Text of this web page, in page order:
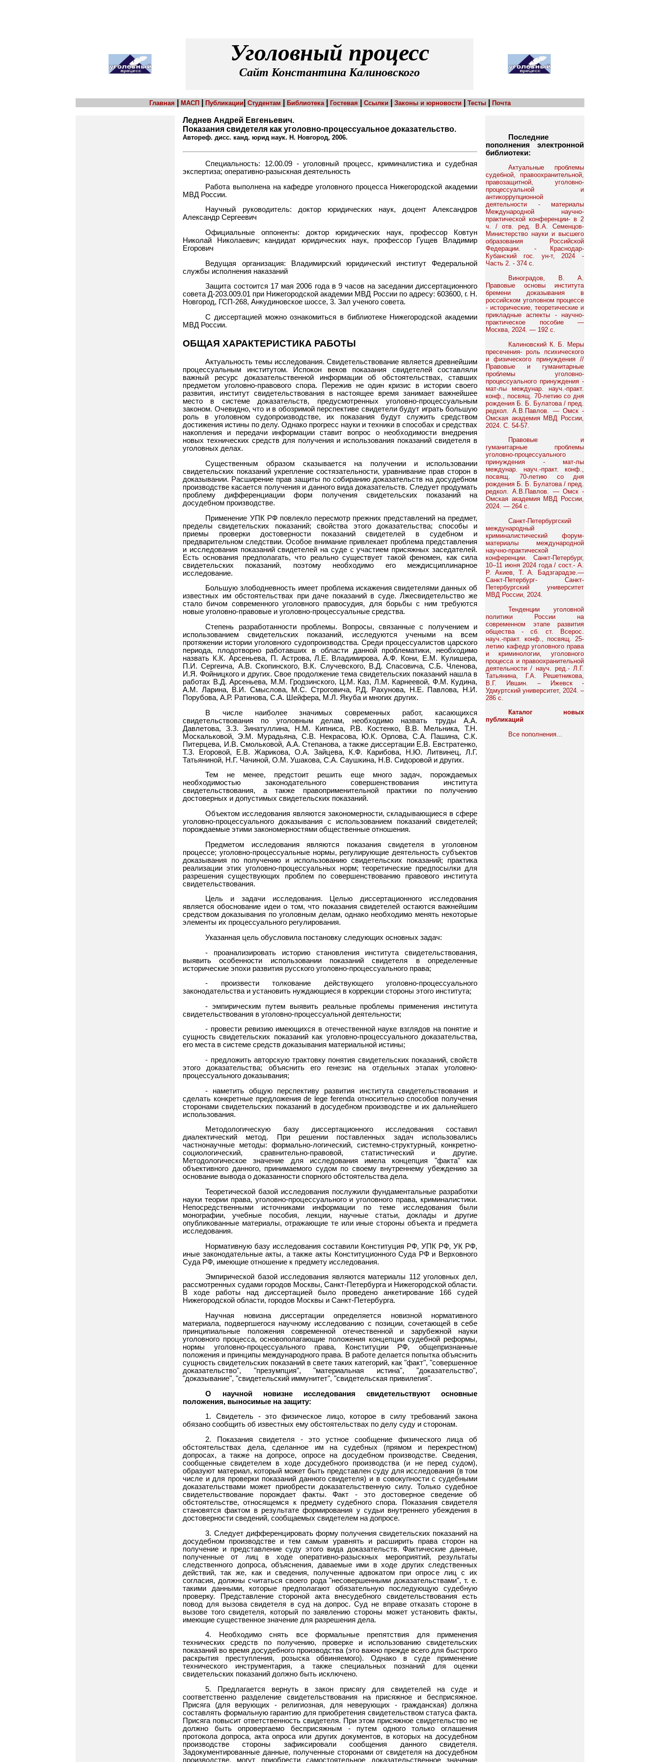
Уголовный процесс
Сайт Константина Калиновского
Главная МАСП Публикации Студентам Библиотека Гостевая Ссылки Законы и юрновости Тесты Почта
Леднев Андрей Евгеньевич.
Показания свидетеля как уголовно-процессуальное доказательство.
Автореф. дисс. канд. юрид наук. Н. Новгород, 2006.
Специальность: 12.00.09 - уголовный процесс, криминалистика и судебная
экспертиза; оперативно-разыскная деятельность
Работа выполнена на кафедре уголовного процесса Нижегородской академии
МВД России.
Научный руководитель: доктор юридических наук, доцент Александров
Александр Сергеевич
Официальные оппоненты: доктор юридических наук, профессор Ковтун
Николай Николаевич; кандидат юридических наук, профессор Гущев Владимир
Егорович
Ведущая организация: Владимирский юридический институт Федеральной
службы исполнения наказаний
Защита состоится 17 мая 2006 года в 9 часов на заседании диссертационного
совета Д-203.009.01 при Нижегородской академии МВД России по адресу: 603600, г. Н.
Новгород, ГСП-268, Анкудиновское шоссе, 3. Зал ученого совета.
С диссертацией можно ознакомиться в библиотеке Нижегородской академии
МВД России.
ОБЩАЯ ХАРАКТЕРИСТИКА РАБОТЫ
Актуальность темы исследования. Свидетельствование является древнейшим
процессуальным институтом. Испокон веков показания свидетелей составляли
важный ресурс доказательственной информации об обстоятельствах, ставших
предметом уголовно-правового спора. Пережив не один кризис в истории своего
развития, институт свидетельствования в настоящее время занимает важнейшее
место в системе доказательств, предусмотренных уголовно-процессуальным
законом. Очевидно, что и в обозримой перспективе свидетели будут играть большую
роль в уголовном судопроизводстве, их показания будут служить средством
достижения истины по делу. Однако прогресс науки и техники в способах и средствах
накопления и передачи информации ставит вопрос о необходимости внедрения
новых технических средств для получения и использования показаний свидетеля в
уголовных делах.
Существенным образом сказывается на получении и использовании
свидетельских показаний укрепление состязательности, уравнивание прав сторон в
доказывании. Расширение прав защиты по собиранию доказательств на досудебном
производстве касается получения и данного вида доказательств. Следует продумать
проблему дифференциации форм получения свидетельских показаний на
досудебном производстве.
Применение УПК РФ повлекло пересмотр прежних представлений на предмет,
пределы свидетельских показаний; свойства этого доказательства; способы и
приемы проверки достоверности показаний свидетелей в судебном и
предварительном следствии. Особое внимание привлекает проблема представления
и исследования показаний свидетелей на суде с участием присяжных заседателей.
Есть основания предполагать, что реально существует такой феномен, как сила
свидетельских показаний, поэтому необходимо его междисциплинарное
исследование.
Большую злободневность имеет проблема искажения свидетелями данных об
известных им обстоятельствах при даче показаний в суде. Лжесвидетельство же
стало бичом современного уголовного правосудия, для борьбы с ним требуются
новые уголовно-правовые и уголовно-процессуальные средства.
Степень разработанности проблемы. Вопросы, связанные с получением и
использованием свидетельских показаний, исследуются учеными на всем
протяжении истории уголовного судопроизводства. Среди процессуалистов царского
периода, плодотворно работавших в области данной проблематики, необходимо
назвать К.К. Арсеньева, П. Астрова, Л.Е. Владимирова, А.Ф. Кони, Е.М. Кулишера,
П.И. Сергеича, А.В. Скопинского, В.К. Случевского, В.Д. Спасовича, С.Б. Членова,
И.Я. Фойницкого и других. Свое продолжение тема свидетельских показаний нашла в
работах В.Д. Арсеньева, М.М. Гродзинского, Ц.М. Каз, Л.М. Карнеевой, Ф.М. Кудина,
А.М. Ларина, В.И. Смыслова, М.С. Строговича, Р.Д. Рахунова, Н.Е. Павлова, Н.И.
Порубова, А.Р. Ратинова, С.А. Шейфера, М.Л. Якуба и многих других.
В числе наиболее значимых современных работ, касающихся
свидетельствования по уголовным делам, необходимо назвать труды А.А.
Давлетова, З.З. Зинатуллина, Н.М. Кипниса, Р.В. Костенко, В.В. Мельника, Т.Н.
Москальковой, Э.М. Мурадьяна, С.В. Некрасова, Ю.К. Орлова, С.А. Пашина, С.К.
Питерцева, И.В. Смольковой, А.А. Степанова, а также диссертации Е.В. Евстратенко,
Т.З. Егоровой, Е.В. Жарикова, О.А. Зайцева, К.Ф. Карибова, Н.Ю. Литвинец, Л.Г.
Татьяниной, Н.Г. Чачиной, О.М. Ушакова, С.А. Саушкина, Н.В. Сидоровой и других.
Тем не менее, предстоит решить еще много задач, порождаемых
необходимостью законодательного совершенствования института
свидетельствования, а также правоприменительной практики по получению
достоверных и допустимых свидетельских показаний.
Объектом исследования являются закономерности, складывающиеся в сфере
уголовно-процессуального доказывания с использованием показаний свидетелей;
порождаемые этими закономерностями общественные отношения.
Предметом исследования являются показания свидетеля в уголовном
процессе; уголовно-процессуальные нормы, регулирующие деятельность субъектов
доказывания по получению и использованию свидетельских показаний; практика
реализации этих уголовно-процессуальных норм; теоретические предпосылки для
разрешения существующих проблем по совершенствованию правового института
свидетельствования.
Цель и задачи исследования. Целью диссертационного исследования
является обоснование идеи о том, что показания свидетелей остаются важнейшим
средством доказывания по уголовным делам, однако необходимо менять некоторые
элементы их процессуального регулирования.
Указанная цель обусловила постановку следующих основных задач:
- проанализировать историю становления института свидетельствования,
выявить особенности использовании показаний свидетеля в определенные
исторические эпохи развития русского уголовно-процессуального права;
- произвести толкование действующего уголовно-процессуального
законодательства и установить нуждающиеся в коррекции стороны этого института;
- эмпирическим путем выявить реальные проблемы применения института
свидетельствования в уголовно-процессуальной деятельности;
- провести ревизию имеющихся в отечественной науке взглядов на понятие и
сущность свидетельских показаний как уголовно-процессуального доказательства,
его места в системе средств доказывания материальной истины;
- предложить авторскую трактовку понятия свидетельских показаний, свойств
этого доказательства; объяснить его генезис на отдельных этапах уголовно-
процессуального доказывания;
- наметить общую перспективу развития института свидетельствования и
сделать конкретные предложения de legе ferenda относительно способов получения
сторонами свидетельских показаний в досудебном производстве и их дальнейшего
использования.
Методологическую базу диссертационного исследования составил
диалектический метод. При решении поставленных задач использовались
частнонаучные методы: формально-логический, системно-структурный, конкретно-
социологический, сравнительно-правовой, статистический и другие.
Методологическое значение для исследования имела концепция "факта" как
объективного данного, принимаемого судом по своему внутреннему убеждению за
основание вывода о доказанности спорного обстоятельства дела.
Теоретической базой исследования послужили фундаментальные разработки
науки теории права, уголовно-процессуального и уголовного права, криминалистики.
Непосредственными источниками информации по теме исследования были
монографии, учебные пособия, лекции, научные статьи, доклады и другие
опубликованные материалы, отражающие те или иные стороны объекта и предмета
исследования.
Нормативную базу исследования составили Конституция РФ, УПК РФ, УК РФ,
иные законодательные акты, а также акты Конституционного Суда РФ и Верховного
Суда РФ, имеющие отношение к предмету исследования.
Эмпирической базой исследования являются материалы 112 уголовных дел,
рассмотренных судами городов Москвы, Санкт-Петербурга и Нижегородской области.
В ходе работы над диссертацией было проведено анкетирование 166 судей
Нижегородской области, городов Москвы и Санкт-Петербурга.
Научная новизна диссертации определяется новизной нормативного
материала, подвергшегося научному исследованию с позиции, сочетающей в себе
принципиальные положения современной отечественной и зарубежной науки
уголовного процесса, основополагающие положения концепции судебной реформы,
нормы уголовно-процессуального права, Конституции РФ, общепризнанные
положения и принципы международного права. В работе делается попытка объяснить
сущность свидетельских показаний в свете таких категорий, как "факт", "совершенное
доказательство", "презумпция", "материальная истина", "доказательство",
"доказывание", "свидетельский иммунитет", "свидетельская привилегия".
О научной новизне исследования свидетельствуют основные
положения, выносимые на защиту:
1. Свидетель - это физическое лицо, которое в силу требований закона
обязано сообщить об известных ему обстоятельствах по делу суду и сторонам.
2. Показания свидетеля - это устное сообщение физического лица об
обстоятельствах дела, сделанное им на судебных (прямом и перекрестном)
допросах, а также на допросе, опросе на досудебном производстве. Сведения,
сообщенные свидетелем в ходе досудебного производства (и не перед судом),
образуют материал, который может быть представлен суду для исследования (в том
числе и для проверки показаний данного свидетеля) и в совокупности с судебными
доказательствами может приобрести доказательственную силу. Только судебное
свидетельствование порождает факты. Факт - это достоверное сведение об
обстоятельстве, относящемся к предмету судебного спора. Показания свидетеля
становятся фактом в результате формирования у судьи внутреннего убеждения в
достоверности сведений, сообщаемых свидетелем на допросе.
3. Следует дифференцировать форму получения свидетельских показаний на
досудебном производстве и тем самым уравнять и расширить права сторон на
получение и представление суду этого вида доказательств. Фактические данные,
полученные от лиц в ходе оперативно-разыскных мероприятий, результаты
следственного допроса, объяснения, даваемые ими в ходе других следственных
действий, так же, как и сведения, полученные адвокатом при опросе лиц с их
согласия, должны считаться своего рода "несовершенными доказательствами", т. е.
такими данными, которые предполагают обязательную последующую судебную
проверку. Представление стороной акта внесудебного свидетельствования есть
повод для вызова свидетеля в суд на допрос. Суд не вправе отказать стороне в
вызове того свидетеля, который по заявлению стороны может установить факты,
имеющие существенное значение для разрешения дела.
4. Необходимо снять все формальные препятствия для применения
технических средств по получению, проверке и использованию свидетельских
показаний во время досудебного производства (это важно прежде всего для быстрого
раскрытия преступления, розыска обвиняемого). Однако в суде применение
технического инструментария, а также специальных познаний для оценки
свидетельских показаний должно быть исключено.
5. Предлагается вернуть в закон присягу для свидетелей на суде и
соответственно разделение свидетельствования на присяжное и бесприсяжное.
Присяга (для верующих - религиозная, для неверующих - гражданская) должна
составлять формальную гарантию для приобретения свидетельством статуса факта.
Присяга повысит ответственность свидетеля. При этом присяжное свидетельство не
должно быть опровергаемо бесприсяжным - путем одного только оглашения
протокола допроса, акта опроса или других документов, в которых на досудебном
производстве стороны зафиксировали сообщения данного свидетеля.
Задокументированные данные, полученные сторонами от свидетеля на досудебном
производстве, могут приобрести самостоятельное доказательственное значение
Последние
пополнения электронной
библиотеки:
Актуальные проблемы
судебной, правоохранительной,
правозащитной, уголовно-
процессуальной и
антикоррупционной
деятельности - материалы
Международной научно-
практической конференции- в 2
ч. / отв. ред. В.А. Семенцов-
Министерство науки и высшего
образования Российской
Федерации. - Краснодар-
Кубанский гос. ун-т, 2024 -
Часть 2. - 374 с.
Виноградов, В. А.
Правовые основы института
бремени доказывания в
российском уголовном процессе
- исторические, теоретические и
прикладные аспекты - научно-
практическое пособие —
Москва, 2024. — 192 с.
Калиновский К. Б. Меры
пресечения- роль психического
и физического принуждения //
Правовые и гуманитарные
проблемы уголовно-
процессуального принуждения -
мат-лы междунар. науч.-практ.
конф., посвящ. 70-летию со дня
рождения Б. Б. Булатова / пред.
редкол. А.В.Павлов. — Омск -
Омская академия МВД России,
2024. С. 54-57.
Правовые и
гуманитарные проблемы
уголовно-процессуального
принуждения - мат-лы
междунар. науч.-практ. конф.,
посвящ. 70-летию со дня
рождения Б. Б. Булатова / пред.
редкол. А.В.Павлов. — Омск -
Омская академия МВД России,
2024. — 264 с.
Санкт-Петербургский
международный
криминалистический форум-
материалы международной
научно-практической
конференции. Санкт-Петербург,
10–11 июня 2024 года / сост.- А.
Р. Акиев, Т. А. Бадзгарадзе.—
Санкт-Петербург- Санкт-
Петербургский университет
МВД России, 2024.
Тенденции уголовной
политики России на
современном этапе развития
общества - сб. ст. Всерос.
науч.-практ. конф., посвящ. 25-
летию кафедр уголовного права
и криминологии, уголовного
процесса и правоохранительной
деятельности / науч. ред.- Л.Г.
Татьянина, Г.А. Решетникова,
В.Г. Ившин. – Ижевск -
Удмуртский университет, 2024. –
286 с.
Каталог новых
публикаций
Все пополнения...